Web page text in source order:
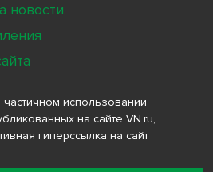
использовании
на сайте VN.ru,
гиперссылка на сайт
новости